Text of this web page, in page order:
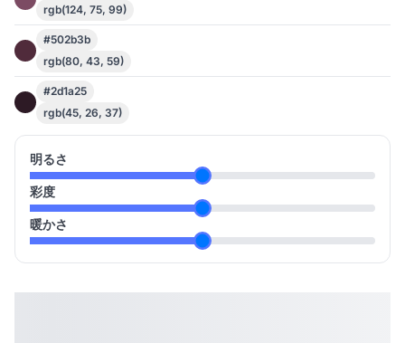
rgb(124, 75, 99)
#502b3b
rgb(80, 43, 59)
#2d1a25
rgb(45, 26, 37)
明るさ
彩度
暖かさ